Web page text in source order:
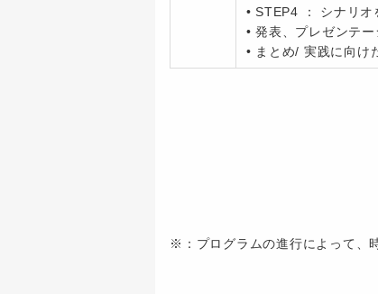
• STEP4 ： シナリオ
• 発表、プレゼンテー
• まとめ/ 実践に向け
※：プログラムの進行によって、